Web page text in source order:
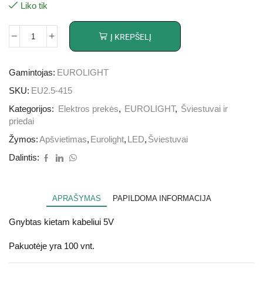
Liko tik
Į KREPŠELĮ
Gamintojas: EUROLIGHT
SKU: EU2.5-415
Kategorijos:
Elektros prekės, EUROLIGHT, Šviestuvai ir
priedai
Žymos:Apšvietimas, Eurolight, LED, Šviestuvai
Dalintis:
APRAŠYMAS PAPILDOMA INFORMACIJA
Gnybtas kietam kabeliui 5V
Pakuotėje yra 100 vnt.